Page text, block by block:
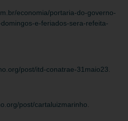
economia/portaria-do-governo-
e-feriados-sera-refeita-
post/itd-conatrae-31maio23
post/cartaluizmarinho.